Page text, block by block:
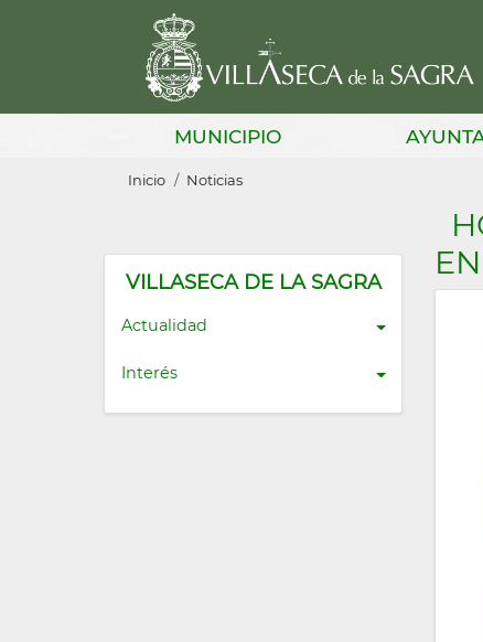
MUNICIPIO
Sobrescribir
de
ayuda
a
la
Inicio Noticias
VILLASECA DE LA SAGRA
Actualidad
Interés